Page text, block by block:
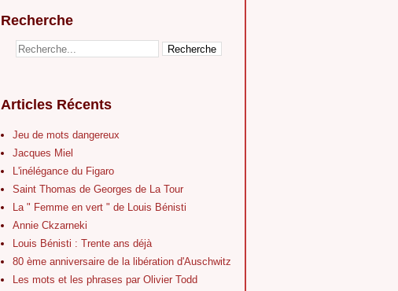
Recherche
Articles Récents
Jeu de mots dangereux
Jacques Miel
L'inélégance du Figaro
Saint Thomas de Georges de La Tour
La " Femme en vert " de Louis Bénisti
Annie Ckzarneki
Louis Bénisti : Trente ans déjà
80 ème anniversaire de la libération d'Auschwitz
Les mots et les phrases par Olivier Todd